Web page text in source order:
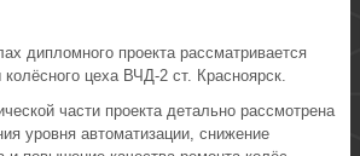
дипломного проекта рассматривается
колёсного цеха ВЧД-2 ст. Красноярск.
части проекта детально рассмотрена
уровня автоматизации, снижение